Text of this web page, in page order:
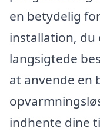
en betydelig
installation, du
langsigtede
at anvende en
indhente dine